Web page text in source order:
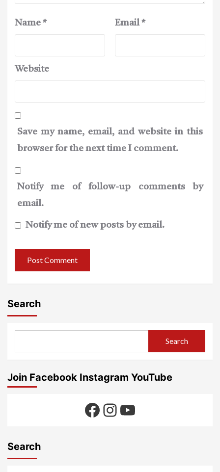
Name * Email*
Website
Save my name, email, and website in this
browser for the next time I comment.
Notify me of follow-up comments by
email.
Notify me of new posts by email.
Search
Search
Join Facebook Instagram YouTube
Facebook
Instagram
YouTube
Search